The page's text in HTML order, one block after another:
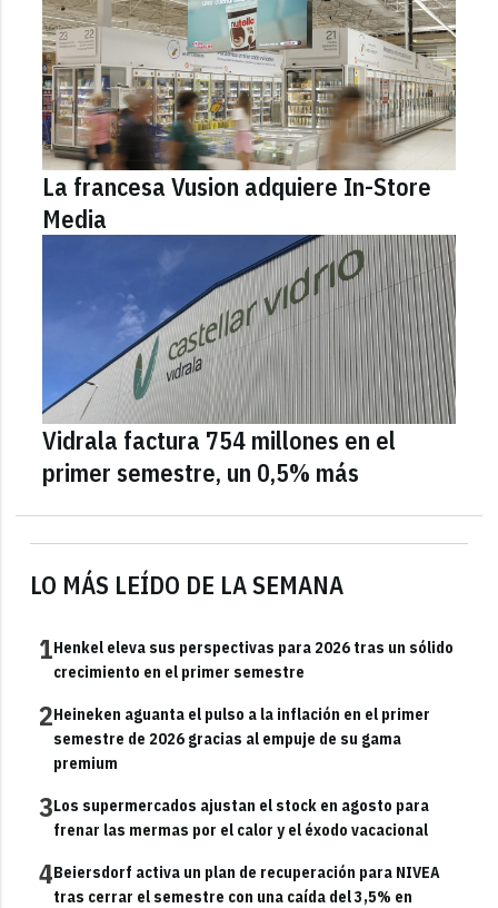
LO MÁS LEÍDO DE LA SEMANA
1Henkel eleva sus perspectivas para 2026 tras un sólido
crecimiento en el primer semestre
2Heineken aguanta el pulso a la inflación en el primer
semestre de 2026 gracias al empuje de su gama
premium
3Los supermercados ajustan el stock en agosto para
frenar las mermas por el calor y el éxodo vacacional
4Beiersdorf activa un plan de recuperación para NIVEA
tras cerrar el semestre con una caída del 3,5% en
La francesa Vusion adquiere In-Store
Media
Vidrala factura 754 millones en el
primer semestre, un 0,5% más